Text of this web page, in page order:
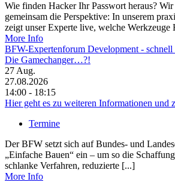
Wie finden Hacker Ihr Passwort heraus?
gemeinsam die Perspektive: In unserem
zeigt unser Experte live, welche Werkzeuge
More Info
BFW-Expertenforum Development - schnell
Die Gamechanger…?!
27 Aug.
27.08.2026
14:00 - 18:15
Hier geht es zu weiteren Informationen und
Termine
Der BFW setzt sich auf Bundes- und
„Einfache Bauen“ ein – um so die
schlanke Verfahren, reduzierte [...]
More Info